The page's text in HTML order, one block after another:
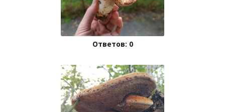
Ответов: 0